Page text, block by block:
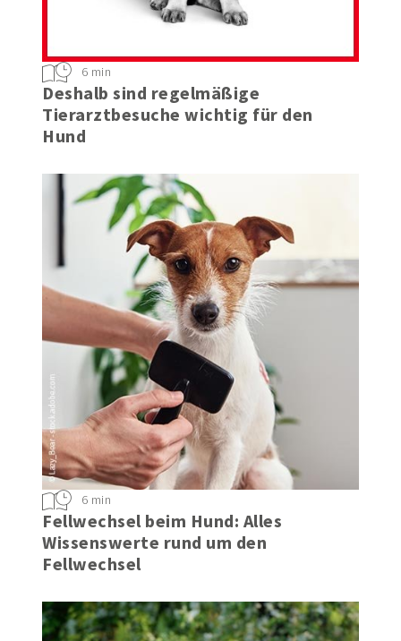
Deshalb sind regelmäßige
Tierarztbesuche wichtig für den
Hund
6 min
Fellwechsel beim Hund: Alles
Wissenswerte rund um den
Fellwechsel
6 min